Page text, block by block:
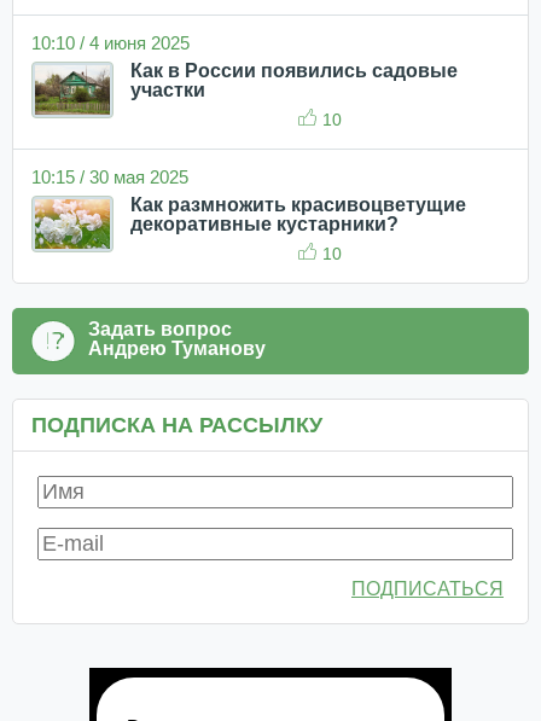
10:10 / 4 июня 2025
Как в России появились садовые
участки
10
10:15 / 30 мая 2025
Как размножить красивоцветущие
декоративные кустарники?
10
Задать вопрос
Андрею Туманову
ПОДПИСКА НА РАССЫЛКУ
ПОДПИСАТЬСЯ